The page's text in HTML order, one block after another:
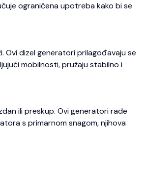
ograničena upotreba kako bi se
Ovi dizel generatori prilagođavaju se
mobilnosti, pružaju stabilno i
ili preskup. Ovi generatori rade
s primarnom snagom, njihova